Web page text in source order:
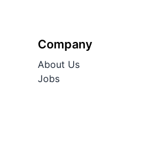
Company
About Us
Jobs